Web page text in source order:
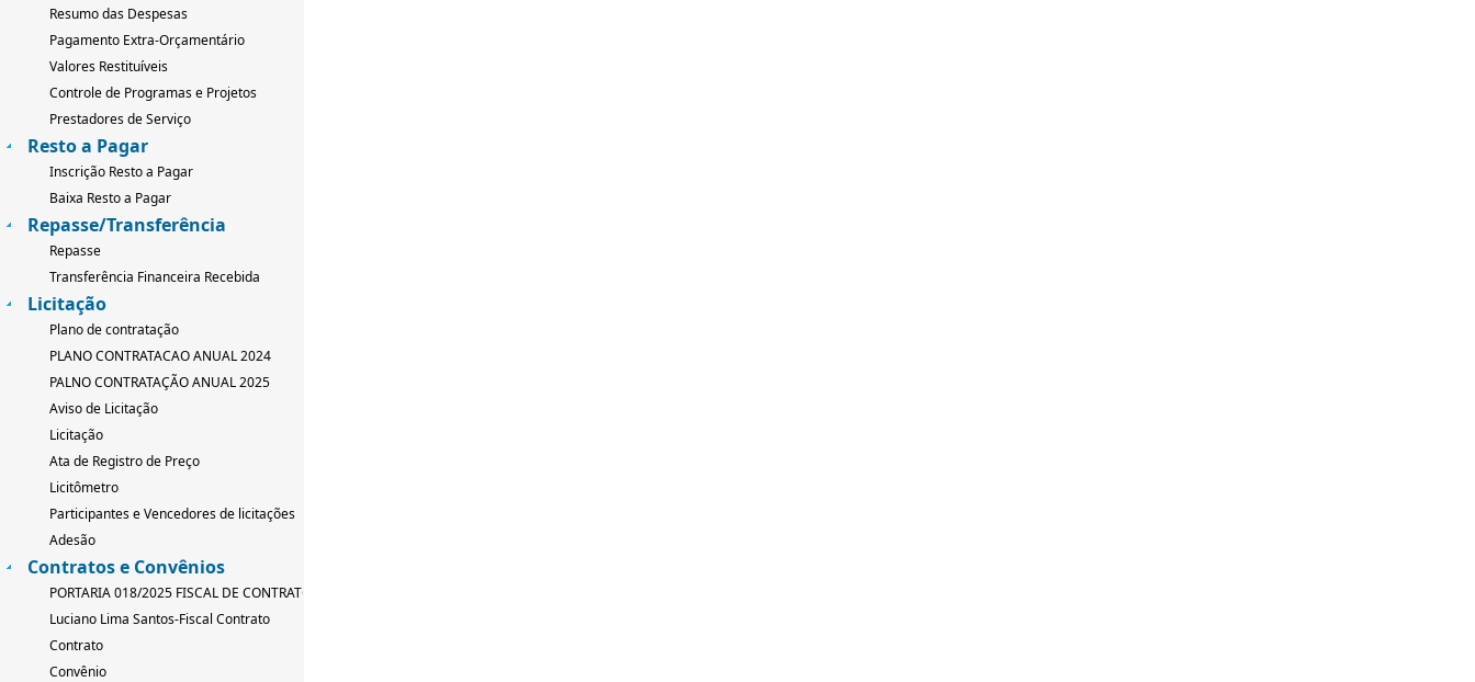
Resumo das Despesas
Pagamento Extra-Orçamentário
Valores Restituíveis
Controle de Programas e Projetos
Prestadores de Serviço
Resto a Pagar
Inscrição Resto a Pagar
Baixa Resto a Pagar
Repasse/Transferência
Repasse
Transferência Financeira Recebida
Licitação
Plano de contratação
PLANO CONTRATACAO ANUAL 2024
PALNO CONTRATAÇÃO ANUAL 2025
Aviso de Licitação
Licitação
Ata de Registro de Preço
Licitômetro
Participantes e Vencedores de licitações
Adesão
Contratos e Convênios
PORTARIA 018/2025 FISCAL DE CONTRATO
Luciano Lima Santos-Fiscal Contrato
Contrato
Convênio